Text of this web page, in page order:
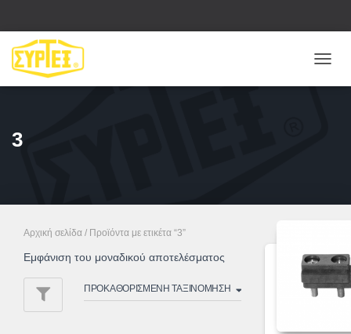
3
Αρχική σελίδα / Προϊόντα με ετικέτα “3”
Εμφάνιση του μοναδικού αποτελέσματος